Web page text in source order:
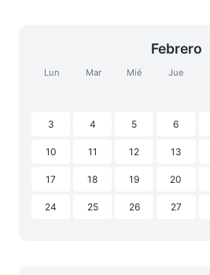
Febrero
Lun Mar Mié Jue
3 4 5 6
10 11 12 13
17 18 19 20
24 25 26 27